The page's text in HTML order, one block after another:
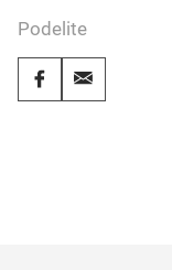
Podelite